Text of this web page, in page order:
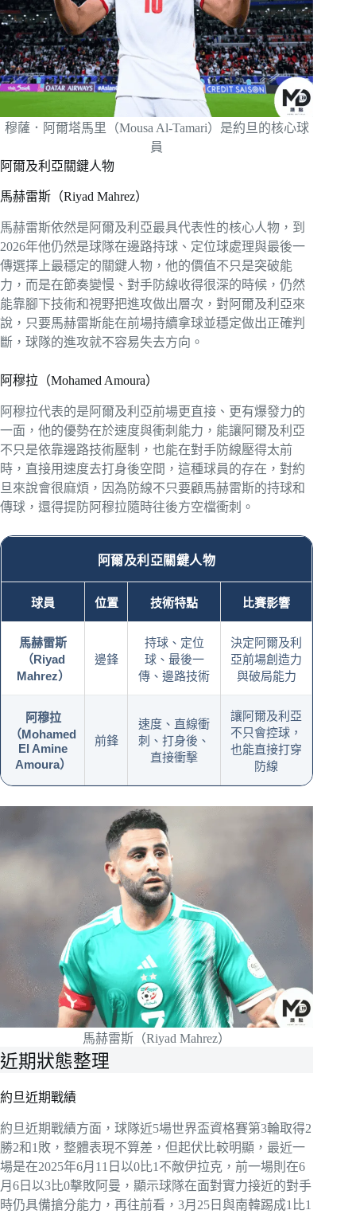
穆薩．阿爾塔馬里（Mousa Al-Tamari）是約旦的核心球
員
阿爾及利亞關鍵人物
馬赫雷斯（Riyad Mahrez）
馬赫雷斯依然是阿爾及利亞最具代表性的核心人物，到
2026年他仍然是球隊在邊路持球、定位球處理與最後一
傳選擇上最穩定的關鍵人物，他的價值不只是突破能
力，而是在節奏變慢、對手防線收得很深的時候，仍然
能靠腳下技術和視野把進攻做出層次，對阿爾及利亞來
說，只要馬赫雷斯能在前場持續拿球並穩定做出正確判
斷，球隊的進攻就不容易失去方向。
阿穆拉（Mohamed Amoura）
阿穆拉代表的是阿爾及利亞前場更直接、更有爆發力的
一面，他的優勢在於速度與衝刺能力，能讓阿爾及利亞
不只是依靠邊路技術壓制，也能在對手防線壓得太前
時，直接用速度去打身後空間，這種球員的存在，對約
旦來說會很麻煩，因為防線不只要顧馬赫雷斯的持球和
傳球，還得提防阿穆拉隨時往後方空檔衝刺。
阿爾及利亞關鍵人物
球員 位置 技術特點 比賽影響
馬赫雷斯
（Riyad
Mahrez）
邊鋒
持球、定位
球、最後一
傳、邊路技術
決定阿爾及利
亞前場創造力
與破局能力
阿穆拉
（Mohamed
El Amine
Amoura）
前鋒
速度、直線衝
刺、打身後、
直接衝擊
讓阿爾及利亞
不只會控球，
也能直接打穿
防線
馬赫雷斯（Riyad Mahrez）
近期狀態整理
約旦近期戰績
約旦近期戰績方面，球隊近5場世界盃資格賽第3輪取得2
勝2和1敗，整體表現不算差，但起伏比較明顯，最近一
場是在2025年6月11日以0比1不敵伊拉克，前一場則在6
月6日以3比0擊敗阿曼，顯示球隊在面對實力接近的對手
時仍具備搶分能力，再往前看，3月25日與南韓踢成1比1